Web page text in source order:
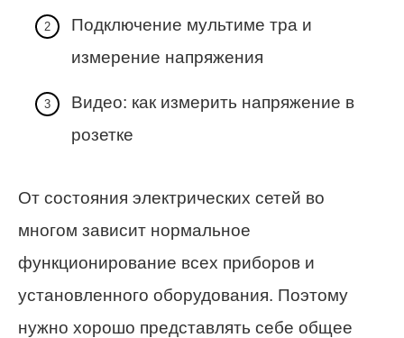
Подключение мультиме тра и
измерение напряжения
Видео: как измерить напряжение в
розетке
От состояния электрических сетей во
многом зависит нормальное
функционирование всех приборов и
установленного оборудования. Поэтому
нужно хорошо представлять себе общее